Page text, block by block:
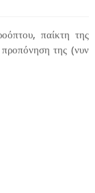
παίκτη της
της (νυν